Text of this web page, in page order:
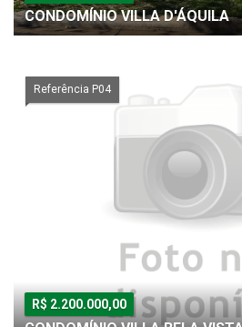
CONDOMÍNIO VILLA D'ÁQUILA
Referência P04
R$ 2.200.000,00